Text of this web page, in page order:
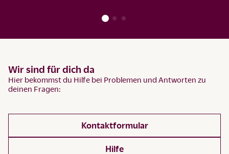
Wir sind für dich da
Hier bekommst du Hilfe bei Problemen und Antworten zu
deinen Fragen:
Kontaktformular
Hilfe